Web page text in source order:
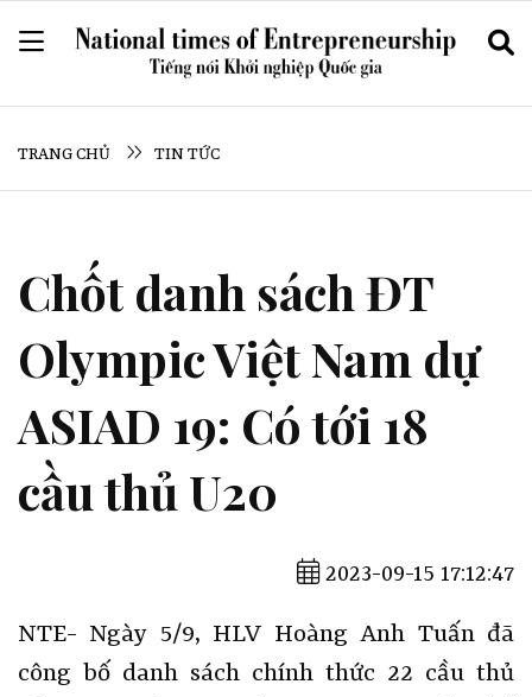
TRANG CHỦ TIN TỨC
Chốt danh sách ĐT
Olympic Việt Nam dự
ASIAD 19: Có tới 18
cầu thủ U20
2023-09-15 17:12:47
NTE- Ngày 5/9, HLV Hoàng Anh Tuấn đã
công bố danh sách chính thức 22 cầu thủ